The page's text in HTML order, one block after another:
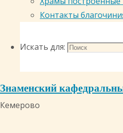
Контакты
Искать для:
Знаменский
Кемерово